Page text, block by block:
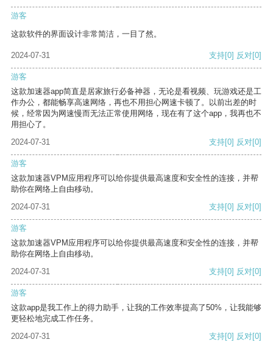
游客
这款软件的界面设计非常简洁，一目了然。
2024-07-31 支持[0] 反对[0]
游客
这款加速器app简直是居家旅行必备神器，无论是看视频、玩游戏还是工
作办公，都能畅享高速网络，再也不用担心网速卡顿了。以前出差的时
候，经常因为网速慢而无法正常使用网络，现在有了这个app，我再也不
用担心了。
2024-07-31
支持[0] 反对[0]
游客
这款加速器VPM应用程序可以给你提供最高速度和安全性的连接，并帮
助你在网络上自由移动。
2024-07-31
支持[0] 反对[0]
游客
这款加速器VPM应用程序可以给你提供最高速度和安全性的连接，并帮
助你在网络上自由移动。
2024-07-31
支持[0] 反对[0]
游客
这款app是我工作上的得力助手，让我的工作效率提高了50%，让我能够
更轻松地完成工作任务。
2024-07-31
支持[0] 反对[0]